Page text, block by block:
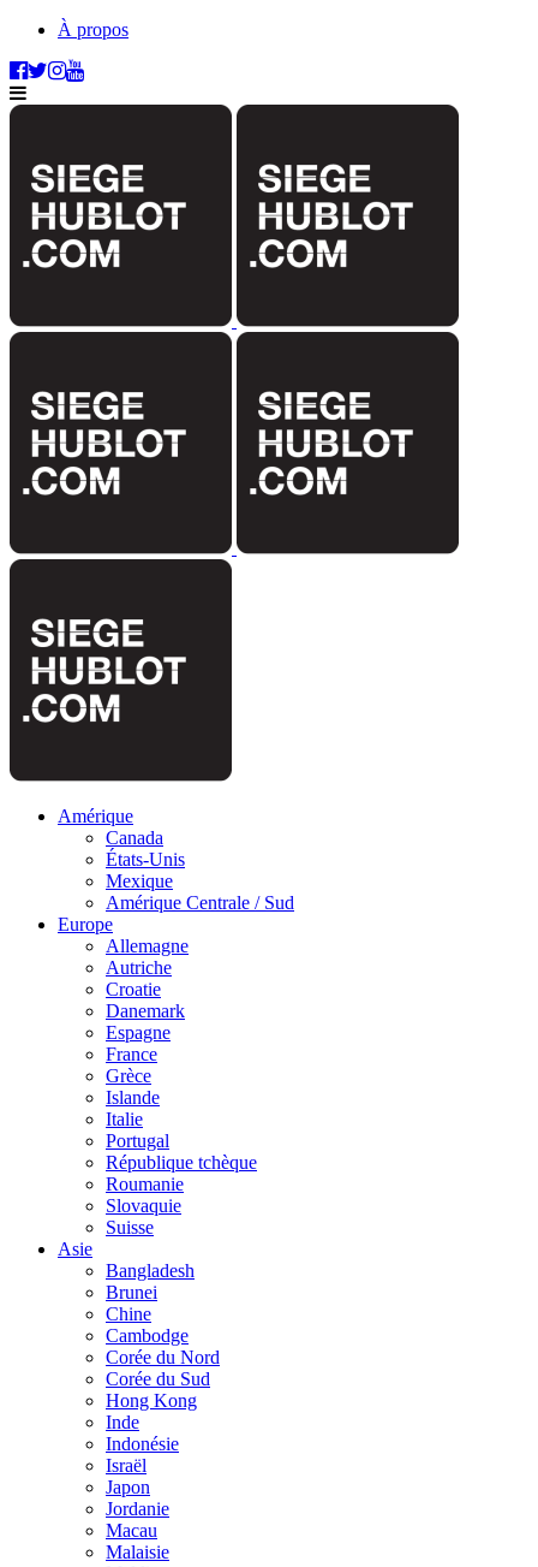
À propos
Amérique
Canada
États-Unis
Mexique
Amérique Centrale / Sud
Europe
Allemagne
Autriche
Croatie
Danemark
Espagne
France
Grèce
Islande
Italie
Portugal
République tchèque
Roumanie
Slovaquie
Suisse
Asie
Bangladesh
Brunei
Chine
Cambodge
Corée du Nord
Corée du Sud
Hong Kong
Inde
Indonésie
Israël
Japon
Jordanie
Macau
Malaisie